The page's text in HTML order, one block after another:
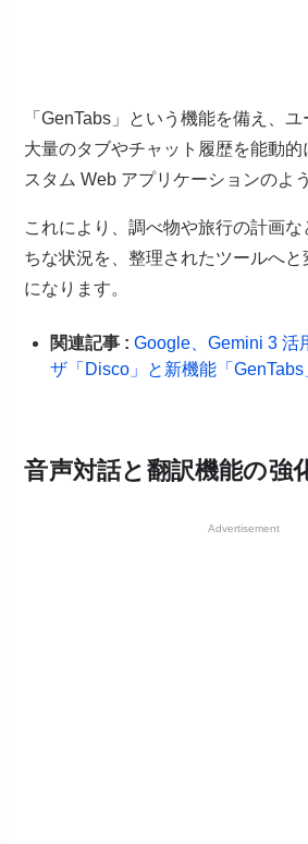
「GenTabs」という機能を備え、
大量のタブやチャット履歴を能動
スタム Web アプリケーションのよ
これにより、調べ物や旅行の計画
ちな状況を、整理されたツールへ
になります。
関連記事 : Google、Gemini 3 活
ザ「Disco」と新機能「GenTabs
音声対話と翻訳機能の強
Advertisement